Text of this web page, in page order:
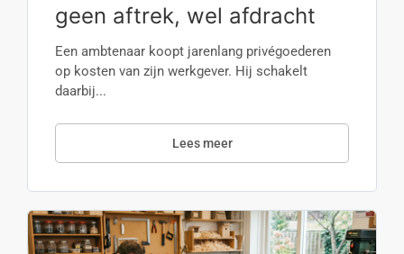
geen aftrek, wel afdracht
Een ambtenaar koopt jarenlang privégoederen
op kosten van zijn werkgever. Hij schakelt
daarbij...
Lees meer